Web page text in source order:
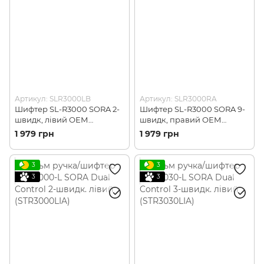
Артикул: SLR3000LB
Шифтер SL-R3000 SORA 2-
швидк, лівий ОЕМ
(SLR3000LB)
1 979 грн
Артикул: SLR3000RA
Шифтер SL-R3000 SORA 9-
швидк, правий ОЕМ
(SLR3000RA)
1 979 грн
3
3
3
3